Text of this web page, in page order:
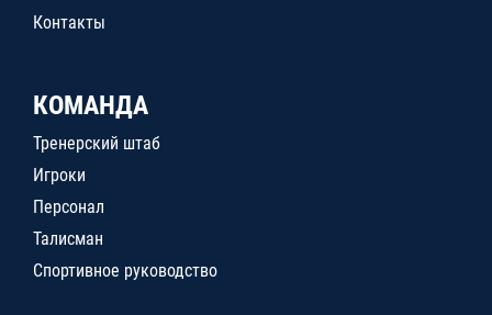
Контакты
КОМАНДА
Тренерский штаб
Игроки
Персонал
Талисман
Спортивное руководство